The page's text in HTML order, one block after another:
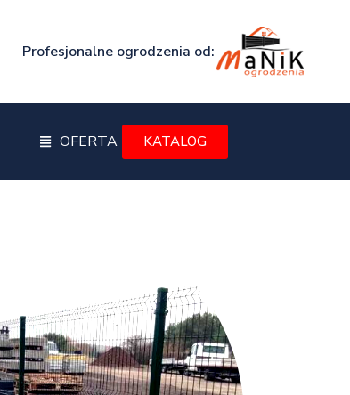
Profesjonalne ogrodzenia od:
OFERTA KATALOG